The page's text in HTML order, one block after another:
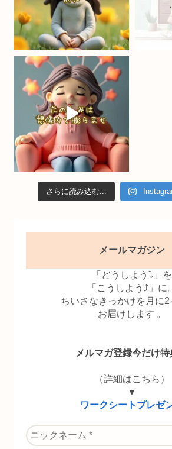
h
a
n
n
el
さらに読み込む...
メールマガジン
「どうしよう⤵」を
「こうしよう⤴」に。
ちいさなきっかけを月に2
お届けします 。
メルマガ登録今だけ特
（詳細はこちら）
▼
ワークシートプレゼ